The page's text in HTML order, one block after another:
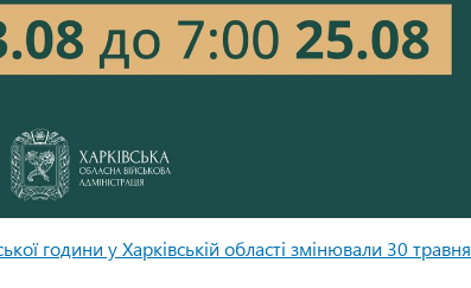
години у Харківській області змінювали 30 травня